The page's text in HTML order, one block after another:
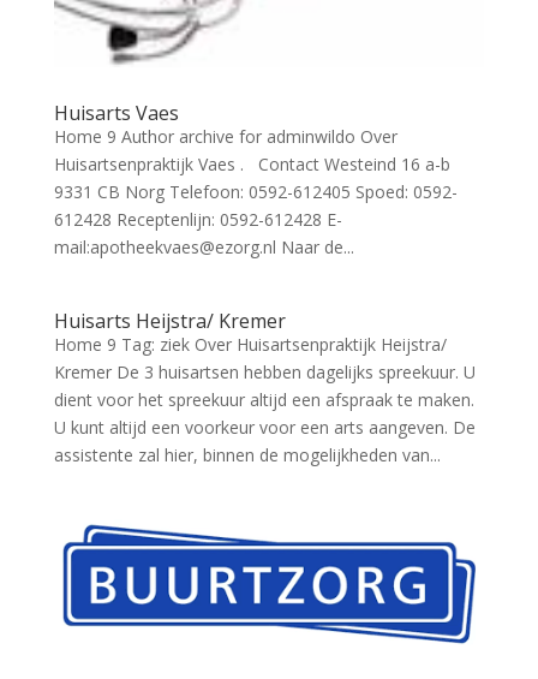
Huisarts Vaes
Home 9 Author archive for adminwildo Over
Huisartsenpraktijk Vaes . Contact Westeind 16 a-b
9331 CB Norg Telefoon: 0592-612405 Spoed: 0592-
612428 Receptenlijn: 0592-612428 E-
mail:apotheekvaes@ezorg.nl Naar de...
Huisarts Heijstra/ Kremer
Home 9 Tag: ziek Over Huisartsenpraktijk Heijstra/
Kremer De 3 huisartsen hebben dagelijks spreekuur. U
dient voor het spreekuur altijd een afspraak te maken.
U kunt altijd een voorkeur voor een arts aangeven. De
assistente zal hier, binnen de mogelijkheden van...